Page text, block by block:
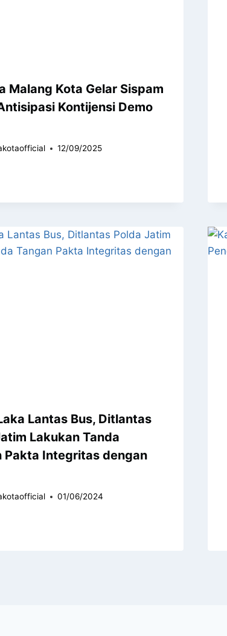
Malang Kota Gelar Sispam
Kontijensi Demo
12/09/2025
Lantas Bus, Ditlantas
Lakukan Tanda
Pakta Integritas dengan
01/06/2024